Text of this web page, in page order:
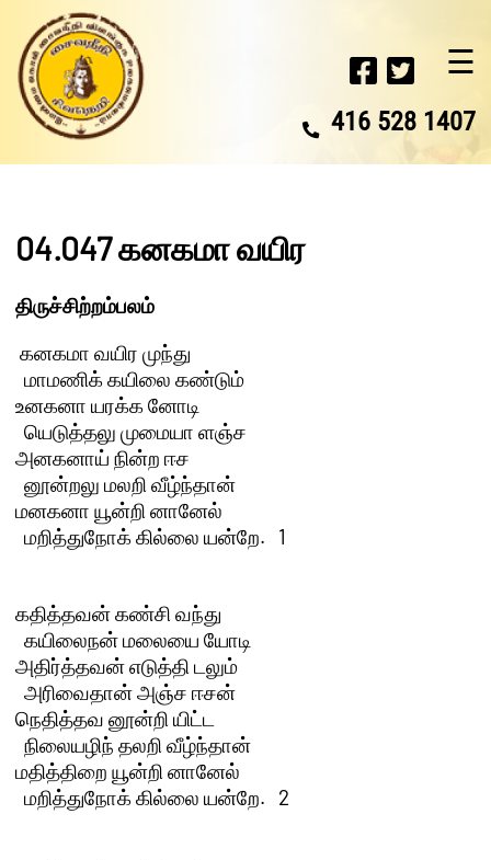
☰
416 528 1407
04.047 கனகமா வயிர
திருச்சிற்றம்பலம்
கனகமா வயிர முந்து
  மாமணிக் கயிலை கண்டும்
உனகனா யரக்க னோடி
  யெடுத்தலு முமையா ளஞ்ச
அனகனாய் நின்ற ஈச
  னூன்றலு மலறி வீழ்ந்தான்
மனகனா யூன்றி னானேல்
  மறித்துநோக் கில்லை யன்றே.   1
கதித்தவன் கண்சி வந்து
  கயிலைநன் மலையை யோடி
அதிர்த்தவன் எடுத்தி டலும்
  அரிவைதான் அஞ்ச ஈசன்
நெதித்தவ னூன்றி யிட்ட
  நிலையழிந் தலறி வீழ்ந்தான்
மதித்திறை யூன்றி னானேல்
  மறித்துநோக் கில்லை யன்றே.   2